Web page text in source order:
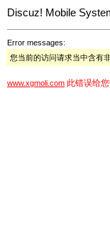
Discuz! Mobile
Error messages:
您当前的访问请求当中含有
www.xgmoli.com 此错误给